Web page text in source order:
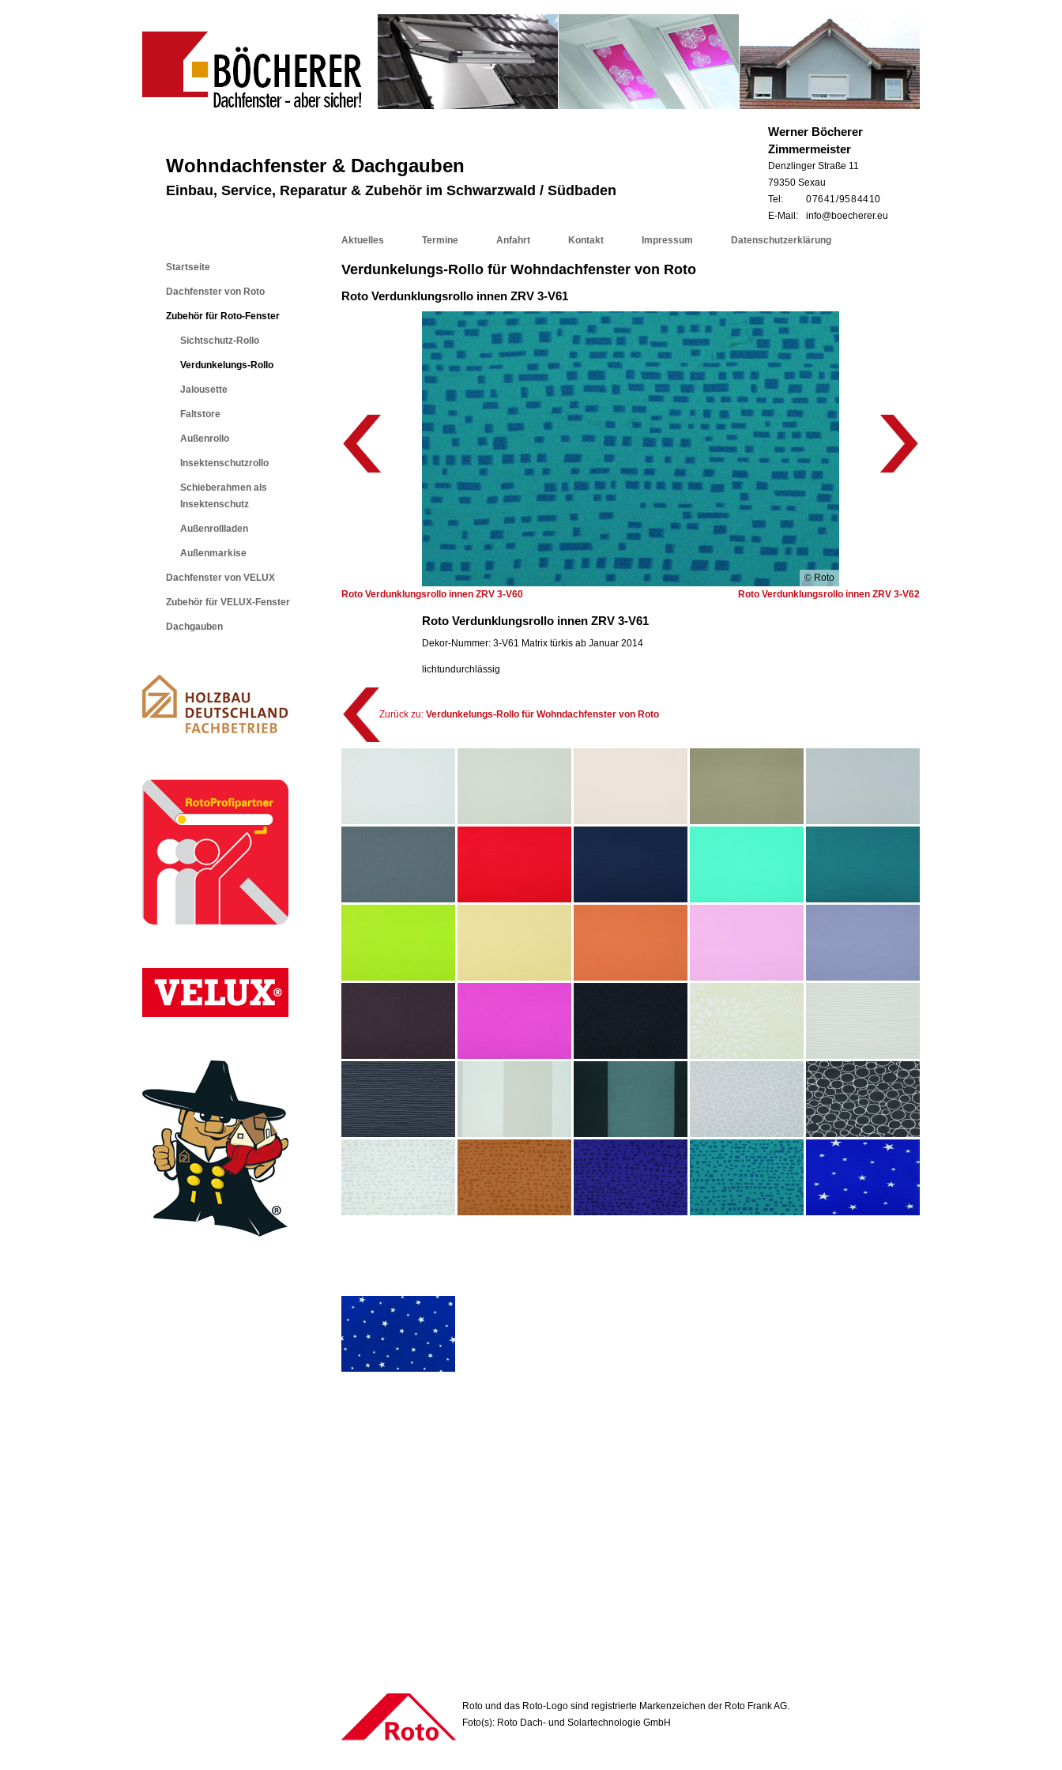
Wohndachfenster & Dachgauben
Einbau, Service, Reparatur & Zubehör im Schwarzwald / Südbaden
Werner Böcherer
Zimmermeister
Denzlinger Straße 11
79350 Sexau
Tel:
0 76 41 / 95 8 44 10
E-Mail:
info@boecherer.eu
Startseite
Dachfenster von Roto
Zubehör für Roto-Fenster
Sichtschutz-Rollo
Verdunkelungs-Rollo
Jalousette
Faltstore
Außenrollo
Insektenschutzrollo
Schieberahmen als
Insektenschutz
Außenrollladen
Außenmarkise
Dachfenster von VELUX
Zubehör für VELUX-Fenster
Dachgauben
Aktuelles Termine Anfahrt Kontakt Impressum Datenschutzerklärung
Verdunkelungs-Rollo für Wohndachfenster von Roto
Roto Verdunklungsrollo innen ZRV 3-V61
© Roto
Roto Verdunklungsrollo innen ZRV 3-V60
Roto Verdunklungsrollo innen ZRV 3-V62
Roto Verdunklungsrollo innen ZRV 3-V61
Dekor-Nummer: 3-V61 Matrix türkis ab Januar 2014
lichtundurchlässig
Zurück zu: Verdunkelungs-Rollo für Wohndachfenster von Roto
Roto und das Roto-Logo sind registrierte Markenzeichen der Roto Frank AG.
Foto(s): Roto Dach- und Solartechnologie GmbH